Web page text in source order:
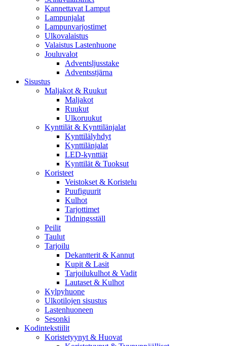
Kannettavat Lamput
Lampunjalat
Lampunvarjostimet
Ulkovalaistus
Valaistus Lastenhuone
Jouluvalot
Adventsljusstake
Adventsstjärna
Sisustus
Maljakot & Ruukut
Maljakot
Ruukut
Ulkoruukut
Kynttilät & Kynttilänjalat
Kynttilälyhdyt
Kynttilänjalat
LED-kynttiät
Kynttilät & Tuoksut
Koristeet
Veistokset & Koristelu
Puufiguurit
Kulhot
Tarjottimet
Tidningsställ
Peilit
Taulut
Tarjoilu
Dekantterit & Kannut
Kupit & Lasit
Tarjoilukulhot & Vadit
Lautaset & Kulhot
Kylpyhuone
Ulkotilojen sisustus
Lastenhuoneen
Sesonki
Kodintekstiilit
Koristetyynyt & Huovat